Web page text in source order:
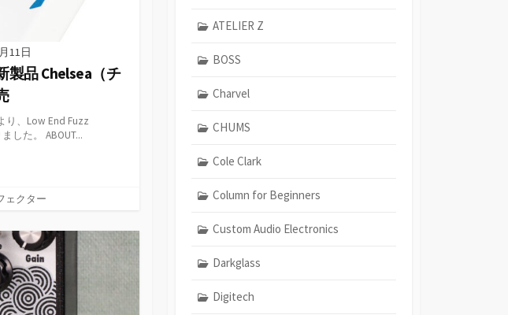
11日
製品 Chelsea（チ
り、Low End Fuzz
した。 ABOUT...
ェクター
ATELIER Z
BOSS
Charvel
CHUMS
Cole Clark
Column for Beginners
Custom Audio Electronics
Darkglass
Digitech